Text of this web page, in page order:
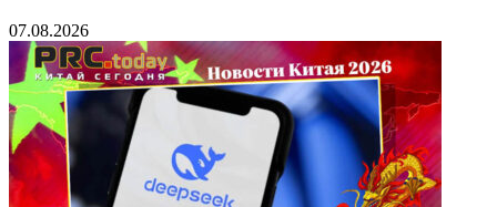
07.08.2026